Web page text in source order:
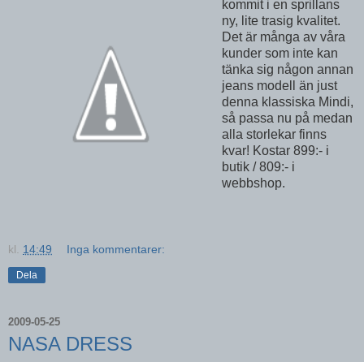
kommit i en sprillans
ny, lite trasig kvalitet.
Det är många av våra
kunder som inte kan
tänka sig någon annan
jeans modell än just
denna klassiska Mindi,
så passa nu på medan
alla storlekar finns
kvar! Kostar 899:- i
butik / 809:- i
webbshop.
kl. 14:49 Inga kommentarer:
Dela
2009-05-25
NASA DRESS